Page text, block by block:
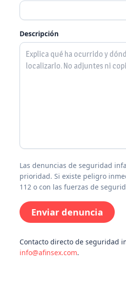
Descripción
Las denuncias de seguridad
prioridad. Si existe peligro
112 o con las fuerzas de
Enviar denuncia
Contacto directo de seguridad
info@afinsex.com.